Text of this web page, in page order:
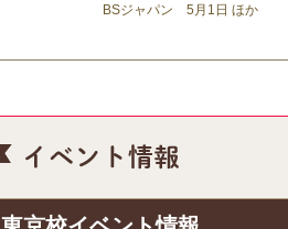
BSジャパン 5月1日 ほか